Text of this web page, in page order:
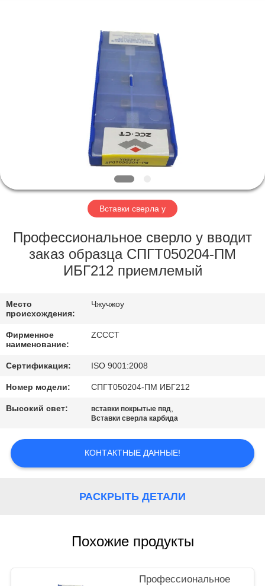
ПРОДУКТЫ
ПУТЕШЕСТВИЕ
ПРОВЕРКА
КАЧЕСТВА
СВЯЖИТЕСЬ
МЫ
НОВОСТИ
СПРОСИТЕ
КАРТА
КОНФИДЕНЦИАЛЬНОСТИ
Вставки сверла у
Профессиональное сверло у вводит
заказ образца СПГТ050204-ПМ
ИБГ212 приемлемый
Место
происхождения:
Чжучжоу
Фирменное
наименование:
ZCCCT
Сертификация: ISO 9001:2008
Номер модели: СПГТ050204-ПМ ИБГ212
Высокий свет: вставки покрытые пвд,
Вставки сверла карбида
КОНТАКТНЫЕ ДАННЫЕ!
РАСКРЫТЬ ДЕТАЛИ
Похожие продукты
Профессиональное